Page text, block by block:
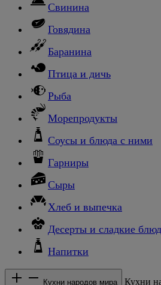
Свинина
Говядина
Баранина
Птица и дичь
Рыба
Морепродукты
Соусы и блюда с ними
Гарниры
Сыры
Хлеб и выпечка
Десерты и сладкие
Напитки
Кухни народов мира Кухни